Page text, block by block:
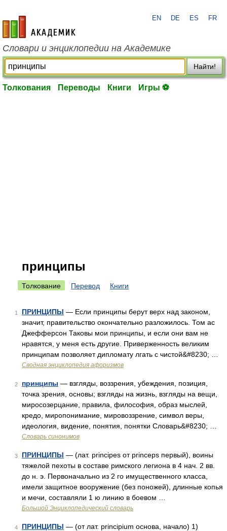
academic.ru
EN DE ES FR
Словари и энциклопедии на Академике
Найти!
Толкования Переводы Книги Игры ⚽
принципы
Толкование Перевод Книги
1 ПРИНЦИПЫ — Если принципы берут верх над законом,
значит, правительство окончательно разложилось. Том ас
Джефферсон Таковы мои принципы, и если они вам не
нравятся, у меня есть другие. Приверженность великим
принципам позволяет дипломату лгать с чистой&#8230; …
Сводная энциклопедия афоризмов
2 принципы — взгляды, воззрения, убеждения, позиция,
точка зрения, основы; взгляды на жизнь, взгляды на вещи,
миросозерцание, правила, философия, образ мыслей,
кредо, миропонимание, мировоззрение, символ веры,
идеология, видение, понятия, понятки Словарь&#8230; …
Словарь синонимов
3 ПРИНЦИПЫ — (лат. principes от princeps первый), воины
тяжелой пехоты в составе римского легиона в 4 нач. 2 вв.
до н. э. Первоначально из 2 го имущественного класса,
имели защитное вооружение (без поножей), длинные копья
и мечи, составляли 1 ю линию в боевом …
Большой Энциклопедический словарь
4 ПРИНЦИПЫ — (от лат. principium основа, начало) 1)